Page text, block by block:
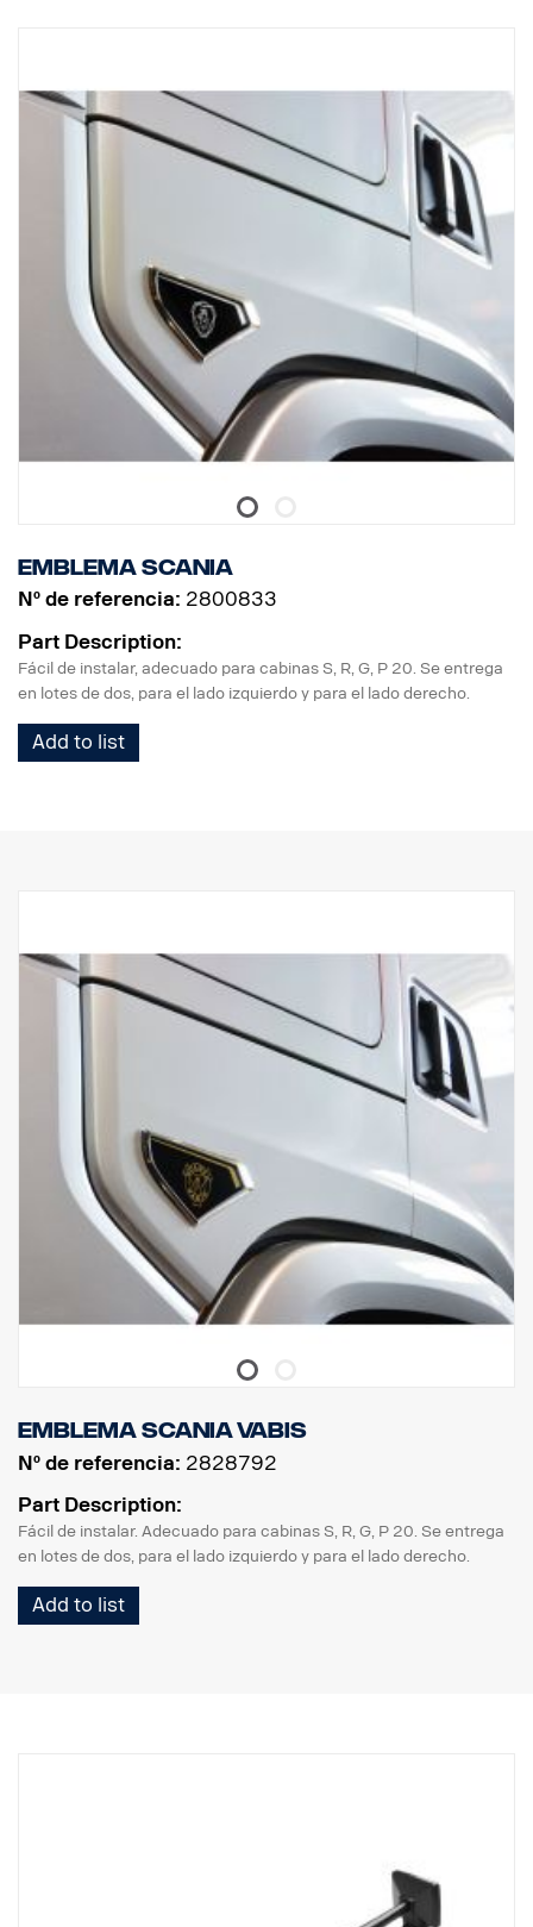
Emblema Scania
Nº de referencia: 2800833
Part Description:
Fácil de instalar, adecuado para cabinas S, R, G, P 20. Se entrega
en lotes de dos, para el lado izquierdo y para el lado derecho.
Add to list
Emblema Scania Vabis
Nº de referencia: 2828792
Part Description:
Fácil de instalar. Adecuado para cabinas S, R, G, P 20. Se entrega
en lotes de dos, para el lado izquierdo y para el lado derecho.
Add to list